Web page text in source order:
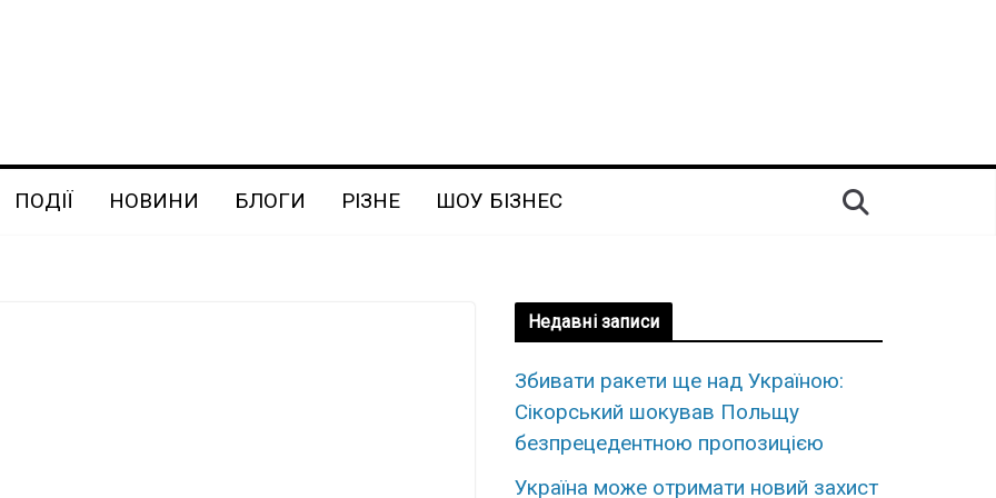
ПОДІЇ НОВИНИ БЛОГИ РІЗНЕ ШОУ БІЗНЕС
Недавні записи
Збивати ракети ще над Україною:
Сікорський шокував Польщу
безпрецедентною пропозицією
Україна може отримати новий захист